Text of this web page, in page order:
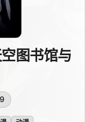
图书馆与